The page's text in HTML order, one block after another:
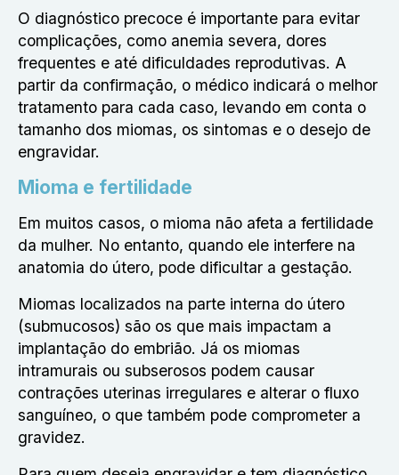
O diagnóstico precoce é importante para evitar
complicações, como anemia severa, dores
frequentes e até dificuldades reprodutivas. A
partir da confirmação, o médico indicará o melhor
tratamento para cada caso, levando em conta o
tamanho dos miomas, os sintomas e o desejo de
engravidar.
Mioma e fertilidade
Em muitos casos, o mioma não afeta a fertilidade
da mulher. No entanto, quando ele interfere na
anatomia do útero, pode dificultar a gestação.
Miomas localizados na parte interna do útero
(submucosos) são os que mais impactam a
implantação do embrião. Já os miomas
intramurais ou subserosos podem causar
contrações uterinas irregulares e alterar o fluxo
sanguíneo, o que também pode comprometer a
gravidez.